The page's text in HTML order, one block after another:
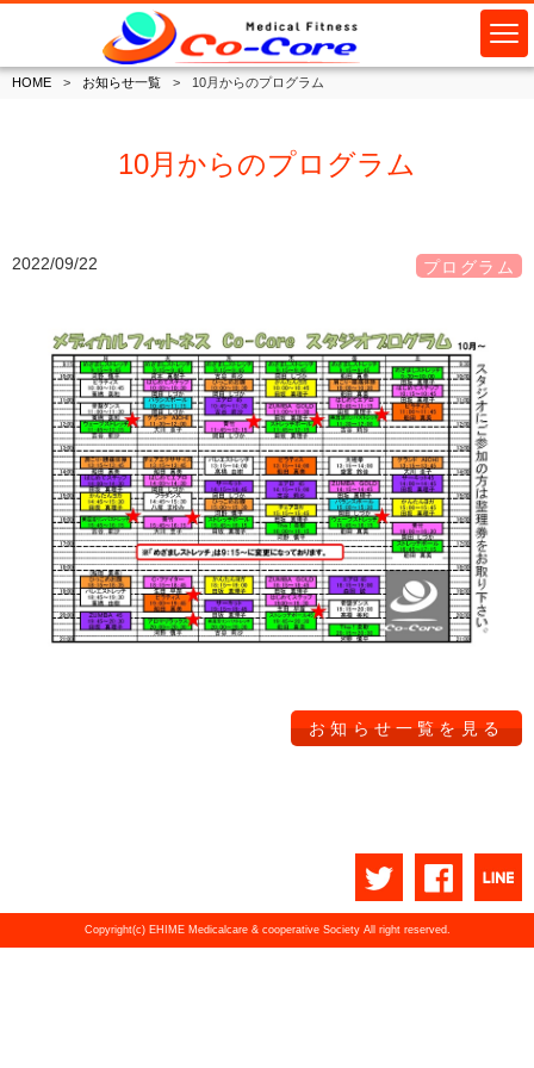
HOME お知らせ一覧 10月からのプログラム
10月からのプログラム
2022/09/22 プログラム
お知らせ一覧を見る
Copyright(c) EHIME Medicalcare & cooperative Society All right reserved.